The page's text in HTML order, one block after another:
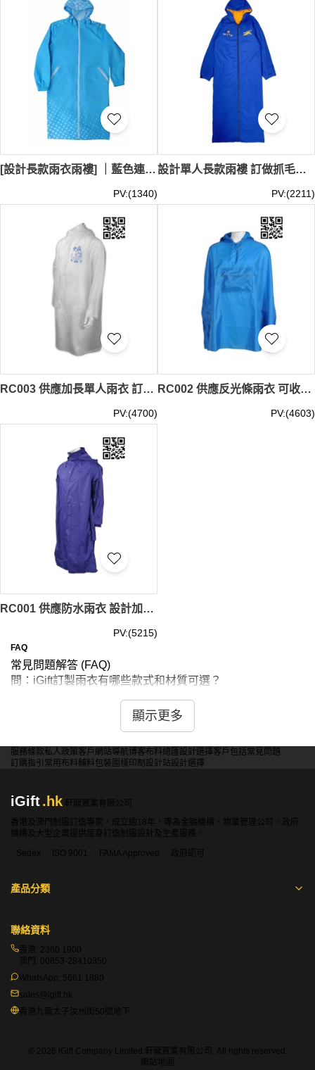
[設計長款雨衣雨褸] ｜藍色連帽防水雨褸｜時尚格子印花｜橡筋+魔術貼袖口設計｜衫修一側有袋設計｜防水防風透濕 透氣 RC005
PV:(1340)
設計單人長款雨褸 訂做抓毛長款雨褸 袖口橡筋魔術貼設計 雨季必備 零售行業 澳洲 來樣訂造雨衣 雨衣專賣店 RC004
PV:(2211)
RC003 供應加長單人雨衣 訂造防風防水雨衣 雨褸 雨褸香港 戶外雨褸 戶外雨衣 斗篷雨衣香港 來樣訂造雨衣 雨衣專賣店 輕便雨衣批發
PV:(4700)
RC002 供應反光條雨衣 可收納 可摺疊 袋裝 雨褸 雨褸 雨褸香港 戶外雨褸 戶外雨衣 斗篷雨衣香港 設計胸前袋雨衣 大量訂造雨衣 雨衣專門店 輕便雨衣批發 傘狀雨衣
PV:(4603)
RC001 供應防水雨衣 設計加長版雨衣 訂做雨褸 雨褸 雨褸香港 戶外雨褸 戶外雨衣 斗篷雨衣香港 行山雨衣 網上下單擋水雨衣 雨衣製造商 輕便雨衣批發 Hydrostatic Head 8000mm 防水效果極佳
PV:(5215)
FAQ
常見問題解答 (FAQ)
問：iGift訂製雨衣有哪些款式和材質可選？
篷式雨衣和風衣式雨衣等。材質方面，我們提供高品質的防
水尼龍、聚酯纖維和PVC等，這些材質具有優越的防水性能
誌、活動名稱、員工姓名等。您可以選擇在雨衣的前胸、背
部、袖口等位置添加設計。
問：訂製的雨衣需要多長時間才能完成？
間。我們會在訂單確認時提供更準確的時間預估，並全程跟
進確保按時交付。
問：iGift訂製雨衣在哪裡可以購買？
答：您可以通過以下幾種方式在香港購買iGift訂製雨衣：
線上購買： 訪問我們的官方網站並提交訂單。
電話訂購： 撥打香港客服熱線23601900與銷售代表聯繫。
電子郵件： 發送需求和設計到我們的客服郵箱
子汝洲街50號地下 (太子港鐵站D出口, 右轉直行100米)
顯示更多
服務條款私人政策客戶 網站導航博客布料總匯設計選擇客戶包括常見問題
訂購指引 常用布料輔料包裝 圖樣印制 設計站設計選擇
iGift.hk
軒龍實業有限公司
香港及澳門制服訂造專家，成立逾18年，專為金融機構、物業管理公司、政府
機構及大型企業提供度身訂造制服設計及生產服務。
Sedex
ISO 9001 FAMA Approved 政府認可
產品分類
聯絡資料
香港: 2360 1900
澳門: 00853-28410350
WhatsApp: 5661 1880
sales@igift.hk
香港九龍太子汝州街50號地下
© 2026 iGift Company Limited 軒龍實業有限公司. All rights reserved.
網站地圖